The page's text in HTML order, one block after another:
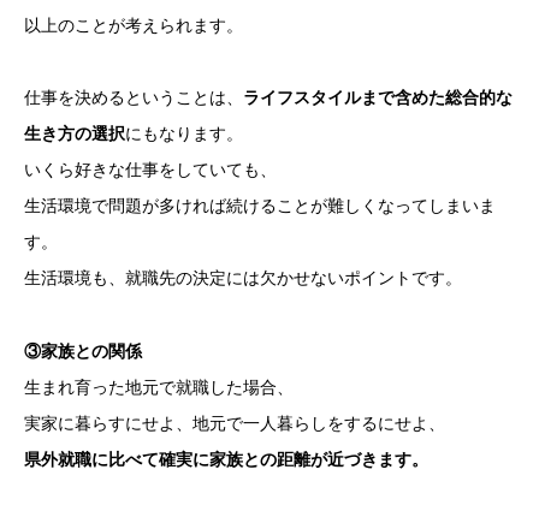
以上のことが考えられます。
仕事を決めるということは、 ライフスタイルまで含めた総合的な
生き方の選択にもなります。
いくら好きな仕事をしていても、
生活環境で問題が多ければ続けることが難しくなってしまいま
す。
生活環境も、就職先の決定には欠かせないポイントです。
③家族との関係
生まれ育った地元で就職した場合、
実家に暮らすにせよ、地元で一人暮らしをするにせよ、
県外就職に比べて確実に家族との距離が近づきます。